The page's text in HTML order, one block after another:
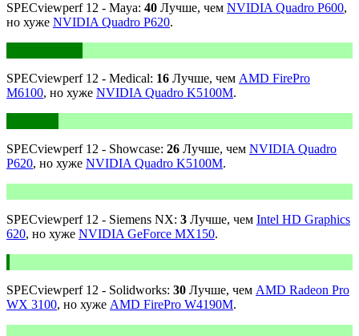
SPECviewperf 12 - Maya: 40 Лучше, чем NVIDIA Quadro P600,
но хуже NVIDIA Quadro P620.
SPECviewperf 12 - Medical: 16 Лучше, чем AMD FirePro
M6100, но хуже NVIDIA Quadro K5100M.
SPECviewperf 12 - Showcase: 26 Лучше, чем NVIDIA Quadro
P620, но хуже NVIDIA Quadro K5100M.
SPECviewperf 12 - Siemens NX: 3 Лучше, чем Intel HD Graphics
620, но хуже NVIDIA GeForce MX150.
SPECviewperf 12 - Solidworks: 30 Лучше, чем AMD Radeon Pro
WX 3100, но хуже AMD FirePro W4190M.